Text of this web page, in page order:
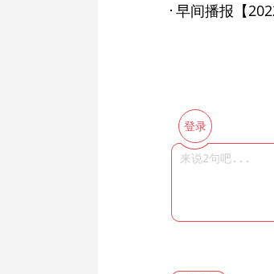
早间播报【
登录